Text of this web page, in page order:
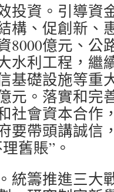
投資。引導資
構、促創新、
8000億元、公
水利工程，繼
基礎設施等重
元。落實和完
社會資本合作
要帶頭講誠信
舊賬”。
統籌推進三大